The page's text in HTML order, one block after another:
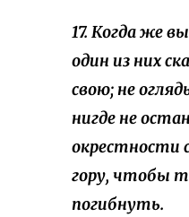
17. Когда же
один из них
свою; не
нигде не
окрестности
гору, чтобы
погибнуть.